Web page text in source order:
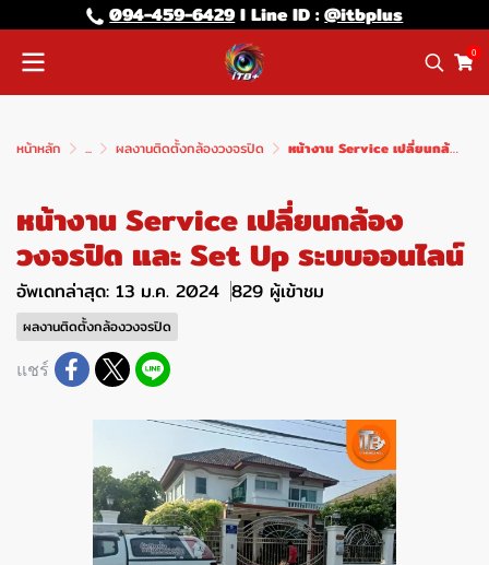
094-459-6429l Line lD :@itbplus
0
หน้าหลัก ... ผลงานติดตั้งกล้องวงจรปิด หน้างาน Service เปลี่ยนกล้องวงจรปิด และ Set Up ระบบออนไลน์
หน้างาน Service เปลี่ยนกล้อง
วงจรปิด และ Set Up ระบบออนไลน์
อัพเดทล่าสุด: 13 ม.ค. 2024 829 ผู้เข้าชม
ผลงานติดตั้งกล้องวงจรปิด
แชร์